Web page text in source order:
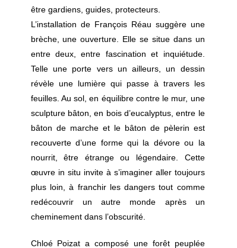
être gardiens, guides, protecteurs.
L’installation de François Réau suggère une
brèche, une ouverture. Elle se situe dans un
entre deux, entre fascination et inquiétude.
Telle une porte vers un ailleurs, un dessin
révèle une lumière qui passe à travers les
feuilles. Au sol, en équilibre contre le mur, une
sculpture bâton, en bois d’eucalyptus, entre le
bâton de marche et le bâton de pèlerin est
recouverte d’une forme qui la dévore ou la
nourrit, être étrange ou légendaire. Cette
œuvre in situ invite à s’imaginer aller toujours
plus loin, à franchir les dangers tout comme
redécouvrir un autre monde après un
cheminement dans l’obscurité.
Chloé Poizat a composé une forêt peuplée